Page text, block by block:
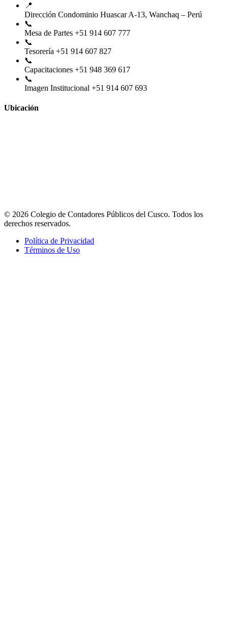
📍
Dirección Condominio Huascar A-13, Wanchaq – Perú
📞
Mesa de Partes +51 914 607 777
📞
Tesorería +51 914 607 827
📞
Capacitaciones +51 948 369 617
📞
Imagen Institucional +51 914 607 693
Ubicación
© 2026 Colegio de Contadores Públicos del Cusco. Todos los
derechos reservados.
Política de Privacidad
Términos de Uso